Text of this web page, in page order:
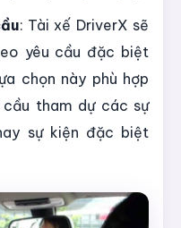
: Tài xế DriverX sẽ
yêu cầu đặc biệt
chọn này phù hợp
tham dự các sự
sự kiện đặc biệt